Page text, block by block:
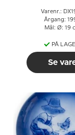
Varenr.:
Årgang:
Mål: Ø: 19
PÅ
Se